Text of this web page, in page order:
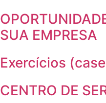
SUA EMPRESA
Exercícios
CENTRO DE